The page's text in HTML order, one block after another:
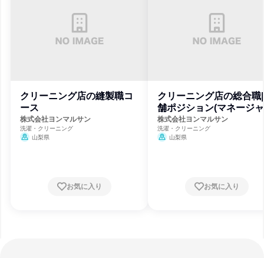
クリーニング店の縫製職コ
ース
株式会社ヨンマルサン
洗濯・クリーニング
山梨県
お気に入り
クリーニング店の総合職
舗ポジション(マネージ
候補)
株式会社ヨンマルサン
洗濯・クリーニング
山梨県
お気に入り